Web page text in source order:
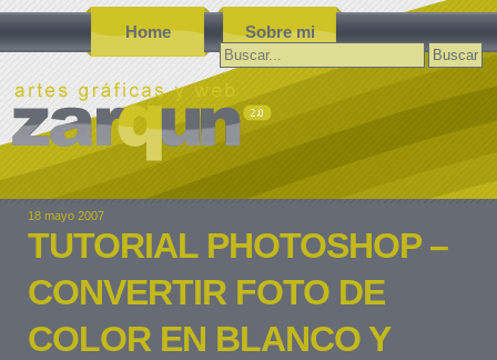
Home Sobre mi
Buscar:
18 mayo 2007
TUTORIAL PHOTOSHOP –
CONVERTIR FOTO DE
COLOR EN BLANCO Y